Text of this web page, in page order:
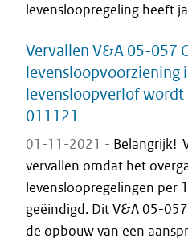
levensloopregeling heeft
Vervallen V&A 05-057
levensloopvoorziening
levensloopverlof wordt
011121
01-11-2021 - Belangrijk!
vervallen omdat het
levensloopregelingen per
geëindigd. Dit V&A 05-
de opbouw van een